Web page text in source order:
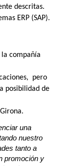
descritas.
ERP (SAP).
compañía
pero
posibilidad de
una
nuestro
tanto a
promoción y